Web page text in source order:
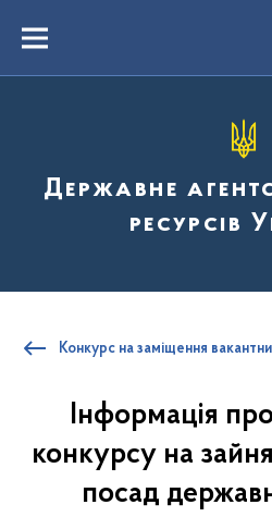
вмістуMenu
Державне
ресурсів
Конкурс на заміщення
Інформація
конкурсу на
посад